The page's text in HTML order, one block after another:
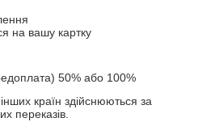
на вашу картку
50% або 100%
країн здійснюються за
переказів.